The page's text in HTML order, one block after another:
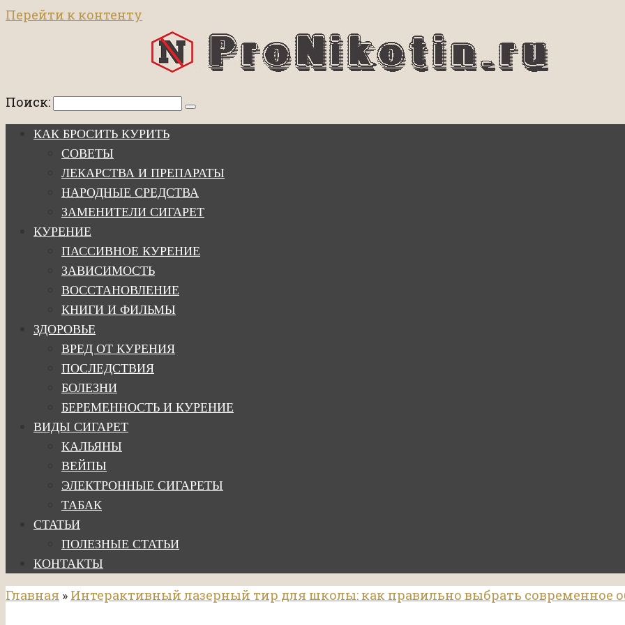
Перейти к контенту
Поиск:
КАК БРОСИТЬ КУРИТЬ
СОВЕТЫ
ЛЕКАРСТВА И ПРЕПАРАТЫ
НАРОДНЫЕ СРЕДСТВА
ЗАМЕНИТЕЛИ СИГАРЕТ
КУРЕНИЕ
ПАССИВНОЕ КУРЕНИЕ
ЗАВИСИМОСТЬ
ВОССТАНОВЛЕНИЕ
КНИГИ И ФИЛЬМЫ
ЗДОРОВЬЕ
ВРЕД ОТ КУРЕНИЯ
ПОСЛЕДСТВИЯ
БОЛЕЗНИ
БЕРЕМЕННОСТЬ И КУРЕНИЕ
ВИДЫ СИГАРЕТ
КАЛЬЯНЫ
ВЕЙПЫ
ЭЛЕКТРОННЫЕ СИГАРЕТЫ
ТАБАК
СТАТЬИ
ПОЛЕЗНЫЕ СТАТЬИ
КОНТАКТЫ
Главная » Интерактивный лазерный тир для школы: как правильно выбрать современное